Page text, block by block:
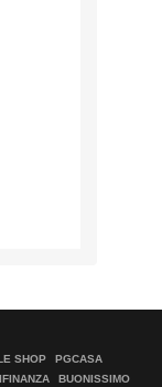
SHOP
PGCASA
BUONISSIMO